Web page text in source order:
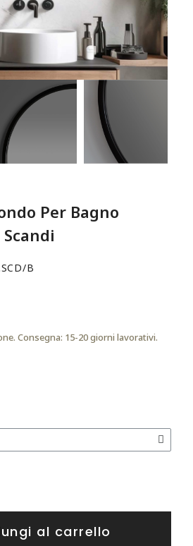
Per Bagno
B
Consegna: 15-20 giorni lavorativi.
al carrello